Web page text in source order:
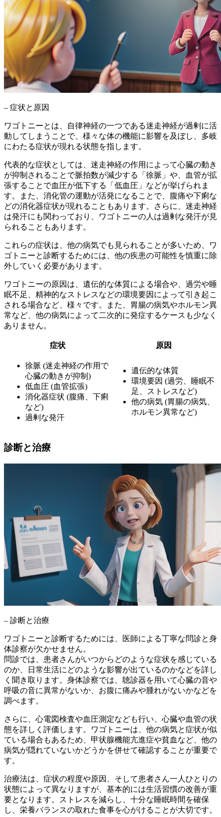
– 症状と原因
ワゴトニーとは、自律神経の一つである迷走神経が過剰に活
動してしまうことで、様々な体の機能に影響を及ぼし、多岐
にわたる症状が現れる状態を指します。
代表的な症状としては、 迷走神経の作用によって心臓の動き
が抑制されることで脈拍数が減少する「徐脈」や、血管が拡
張することで血圧が低下する「低血圧」 などが挙げられま
す。また、 消化管の運動が活発になることで、腹痛や下痢な
どの消化器症状が現れることもあります。さらに、 迷走神経
は発汗にも関わっており、ワゴトニーの人は過剰な発汗が見
られることもあります。
これらの症状は、他の病気でも見られることが多いため、
ワ
ゴトニーと診断するためには、他の疾患の可能性を慎重に除
外していく必要があります。
ワゴトニーの原因は、 遺伝的な体質による場合や、過労や睡
眠不足、精神的なストレスなどの環境要因 によって引き起こ
される場合など、様々です。また、
胃腸の病気やホルモン異
常など、他の病気によって二次的に発症するケースも少なく
ありません。
症状 原因
徐脈 (迷走神経の作用で
心臓の動きが抑制)
低血圧 (血管拡張)
消化器症状 (腹痛、下痢
など)
過剰な発汗
遺伝的な体質
環境要因 (過労、睡眠不
足、ストレスなど)
他の病気 (胃腸の病気、
ホルモン異常など)
診断と治療
– 診断と治療
ワゴトニーと診断するためには、医師による丁寧な問診と身
体診察が欠かせません。
問診では、患者さんがいつからどのような症状を感じている
のか、日常生活にどのような影響が出ているのかなどを詳し
く聞き取ります。 身体診察では、 聴診器を用いて心臓の音や
呼吸の音に異常がないか、お腹に痛みや腫れがないかなどを
調べます。
さらに、 心電図検査や血圧測定なども行い、心臓や血管の状
態を詳しく評価します。
ワゴトニーは、他の病気と症状が似
ている場合もあるため、甲状腺機能亢進症や貧血など、 他の
病気が隠れていないかどうかを併せて確認することが重要で
す。
治療法は、症状の程度や原因、そして患者さん一人ひとりの
状態によって異なりますが、 基本的には生活習慣の改善が重
要となります。
ストレスを減らし、十分な睡眠時間を確保
し、栄養バランスの取れた食事を心がけることが大切です。